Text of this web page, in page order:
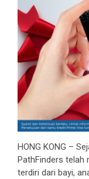
HONG KONG –
PathFinders telah
terdiri dari bayi,